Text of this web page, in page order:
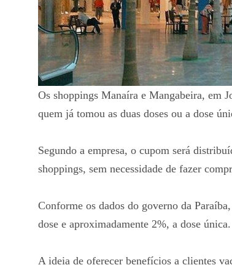
Os shoppings Manaíra e Mangabeira, em
quem já tomou as duas doses ou a dose
Segundo a empresa, o cupom será
shoppings, sem necessidade de fazer
Conforme os dados do governo da
dose e aproximadamente 2%, a dose única.
A ideia de oferecer benefícios a clientes